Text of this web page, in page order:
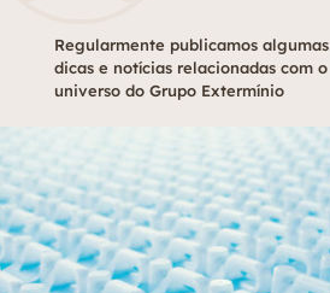
Regularmente publicamos algumas
dicas e notícias relacionadas com o
universo do Grupo Extermínio